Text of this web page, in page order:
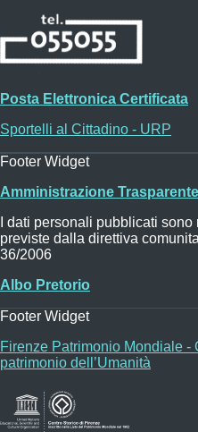
Posta Elettronica Certificata
Sportelli al Cittadino - URP
Footer Widget
Amministrazione Trasparente
I dati personali pubblicati
previste dalla direttiva
36/2006
Albo Pretorio
Footer Widget
Firenze Patrimonio Mondiale -
patrimonio dell’Umanità